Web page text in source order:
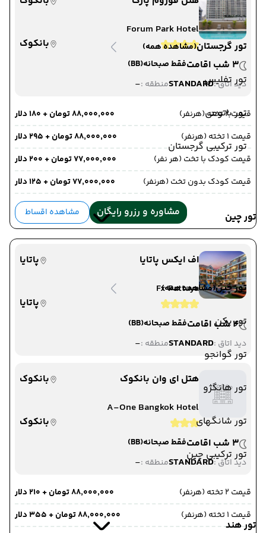
تور گرجستان(مشاهده همه)
تور تفلیس
تور باتومی
تور ترکیبی گرجستان
تور چین
تور چین(مشاهده همه)
تور پکن
تور گوانجو
تور هانگژو
تور شانگهای
تور ترکیبی چین
تور هند
Forum Park Hotel
بانکوک
3 شب اقامت
فقط صبحانه(BB)
دید اتاق :STANDARDمنطقه :-
قیمت 2 تخته (هرنفر)
۸۸٬۰۰۰٬۰۰۰ تومان + ۱۸۰ دلار
قیمت 1 تخته (هرنفر)
۸۸٬۰۰۰٬۰۰۰ تومان + ۲۹۵ دلار
قیمت کودک با تخت (هر نفر)
۷۷٬۰۰۰٬۰۰۰ تومان + ۲۰۰ دلار
قیمت کودک بدون تخت (هرنفر)
۷۷٬۰۰۰٬۰۰۰ تومان + ۱۲۵ دلار
مشاوره و رزرو رایگان مشاهده اقساط
اف ایکس پاتایا
پاتایا
Fx Pattaya
پاتایا
4 شب اقامت
فقط صبحانه(BB)
دید اتاق :STANDARDمنطقه :-
هتل ای وان بانکوک
بانکوک
A-One Bangkok Hotel
بانکوک
3 شب اقامت
فقط صبحانه(BB)
دید اتاق :STANDARDمنطقه :-
قیمت 2 تخته (هرنفر)
۸۸٬۰۰۰٬۰۰۰ تومان + ۲۱۰ دلار
قیمت 1 تخته (هرنفر)
۸۸٬۰۰۰٬۰۰۰ تومان + ۳۵۵ دلار